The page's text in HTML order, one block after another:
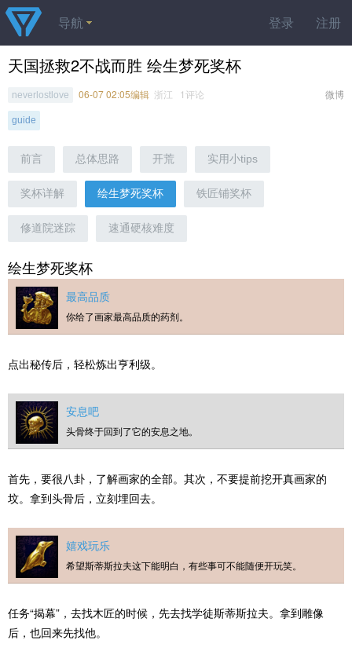
登录 注册
导航
天国拯救2不战而胜 绘生梦死奖杯
微博
neverlostlove 06-07 02:05编辑 浙江 1评论
guide
前言 总体思路 开荒 实用小tips
奖杯详解 绘生梦死奖杯 铁匠铺奖杯
修道院迷踪 速通硬核难度
绘生梦死奖杯
最高品质
你给了画家最高品质的药剂。
点出秘传后，轻松炼出亨利级。
安息吧
头骨终于回到了它的安息之地。
首先，要很八卦，了解画家的全部。其次，不要提前挖开真画家的
坟。拿到头骨后，立刻埋回去。
嬉戏玩乐
希望斯蒂斯拉夫这下能明白，有些事可不能随便开玩笑。
任务“揭幕”，去找木匠的时候，先去找学徒斯蒂斯拉夫。拿到雕像
后，也回来先找他。